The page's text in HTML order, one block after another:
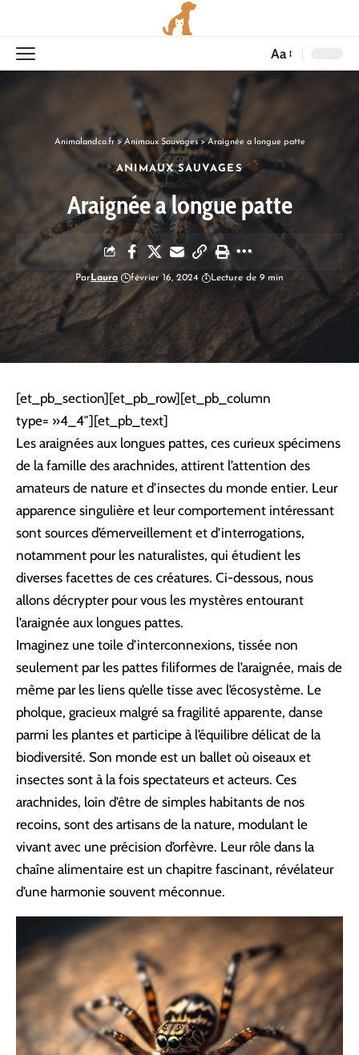
Aa
Animalandco.fr>Animaux Sauvages>Araignée a longue patte
ANIMAUX SAUVAGES
Araignée a longue patte
Par Laura février 16, 2024 Lecture de 9 min
[et_pb_section][et_pb_row][et_pb_column
type= »4_4″][et_pb_text]
Les araignées aux longues pattes, ces curieux spécimens
de la famille des arachnides, attirent l’attention des
amateurs de nature et d’insectes du monde entier. Leur
apparence singulière et leur comportement intéressant
sont sources d’émerveillement et d’interrogations,
notamment pour les naturalistes, qui étudient les
diverses facettes de ces créatures. Ci-dessous, nous
allons décrypter pour vous les mystères entourant
l’araignée aux longues pattes.
Imaginez une toile d’interconnexions, tissée non
seulement par les pattes filiformes de l’araignée, mais de
même par les liens qu’elle tisse avec l’écosystème. Le
pholque, gracieux malgré sa fragilité apparente, danse
parmi les plantes et participe à l’équilibre délicat de la
biodiversité. Son monde est un ballet où oiseaux et
insectes sont à la fois spectateurs et acteurs. Ces
arachnides, loin d’être de simples habitants de nos
recoins, sont des artisans de la nature, modulant le
vivant avec une précision d’orfèvre. Leur rôle dans la
chaîne alimentaire est un chapitre fascinant, révélateur
d’une harmonie souvent méconnue.